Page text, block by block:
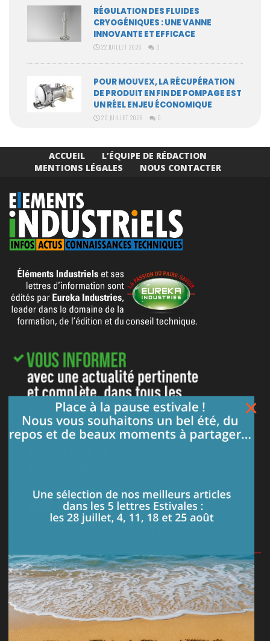
RÉGULATION DES FLUIDES
CRYOGÉNIQUES : UNE VANNE
INNOVANTE ET EFFICACE
22 JUILLET 2026 0
POUR MOUVEX, LA RÉCUPÉRATION
DE PRODUIT EN FIN DE POMPAGE EST
UN RÉEL ENJEU ÉCONOMIQUE
20 JUILLET 2026 0
ACCUEIL
L’ÉQUIPE DE RÉDACTION
MENTIONS LÉGALES
NOUS CONTACTER
Je m'abonne à la lettre
PARTAGEZ VOS CONNAISSANCES
×